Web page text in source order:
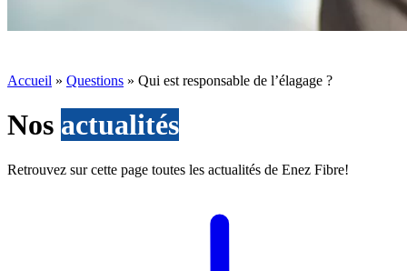
Accueil » Questions » Qui est responsable de l’élagage ?
Nos actualités
Retrouvez sur cette page toutes les actualités de Enez Fibre!